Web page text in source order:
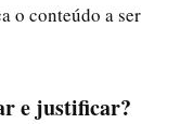
o conteúdo a ser
e justificar?